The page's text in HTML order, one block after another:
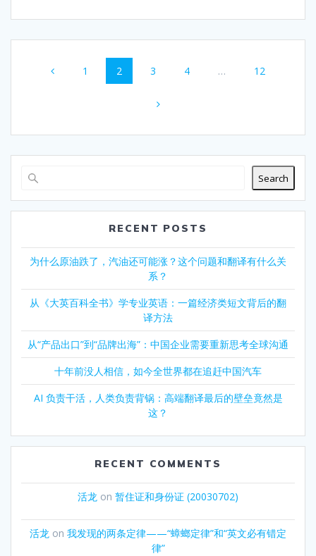
navigation
Page
1 Page
2 Page
3 Page
4 … Page
12
Search
RECENT POSTS
为什么原油跌了，汽油还可能涨？这个问题和翻译有什么关
系？
从《大英百科全书》学专业英语：一篇经济类短文背后的翻
译方法
从“产品出口”到“品牌出海”：中国企业需要重新思考全球沟通
十年前没人相信，如今全世界都在追赶中国汽车
AI 负责干活，人类负责背锅：高端翻译最后的壁垒竟然是
这？
RECENT COMMENTS
活龙 on 暂住证和身份证 (20030702)
活龙 on 我发现的两条定律——“蟑螂定律”和“英文必有错定
律”